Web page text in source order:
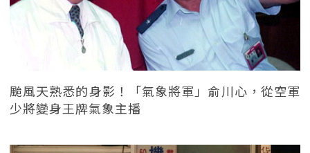
颱風天熟悉的身影！「氣象將軍」俞川心，從空軍
少將變身王牌氣象主播